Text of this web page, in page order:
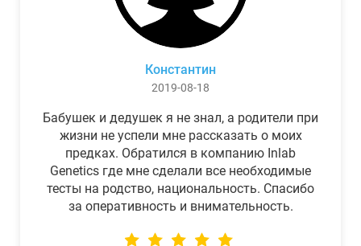
Константин
2019-08-18
Бабушек и дедушек я не знал, а родители при
жизни не успели мне рассказать о моих
предках. Обратился в компанию Inlab
Genetics где мне сделали все необходимые
тесты на родство, национальность. Спасибо
за оперативность и внимательность.